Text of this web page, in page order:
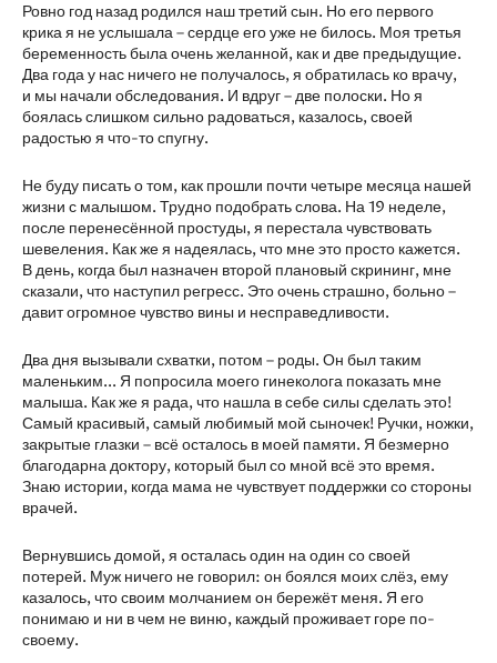
Ровно год назад родился наш третий сын. Но его первого
крика я не услышала – сердце его уже не билось. Моя третья
беременность была очень желанной, как и две предыдущие.
Два года у нас ничего не получалось, я обратилась ко врачу,
и мы начали обследования. И вдруг – две полоски. Но я
боялась слишком сильно радоваться, казалось, своей
радостью я что-то спугну.
Не буду писать о том, как прошли почти четыре месяца нашей
жизни с малышом. Трудно подобрать слова. На 19 неделе,
после перенесённой простуды, я перестала чувствовать
шевеления. Как же я надеялась, что мне это просто кажется.
В день, когда был назначен второй плановый скрининг, мне
сказали, что наступил регресс. Это очень страшно, больно –
давит огромное чувство вины и несправедливости.
Два дня вызывали схватки, потом – роды. Он был таким
маленьким... Я попросила моего гинеколога показать мне
малыша. Как же я рада, что нашла в себе силы сделать это!
Самый красивый, самый любимый мой сыночек! Ручки, ножки,
закрытые глазки – всё осталось в моей памяти. Я безмерно
благодарна доктору, который был со мной всё это время.
Знаю истории, когда мама не чувствует поддержки со стороны
врачей.
Вернувшись домой, я осталась один на один со своей
потерей. Муж ничего не говорил: он боялся моих слёз, ему
казалось, что своим молчанием он бережёт меня. Я его
понимаю и ни в чем не виню, каждый проживает горе по-
своему.